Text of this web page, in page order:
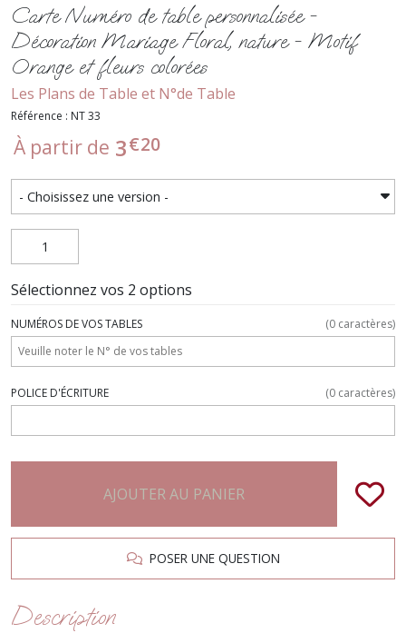
Carte Numéro de table personnalisée -
Décoration Mariage Floral, nature - Motif
Orange et fleurs colorées
Les Plans de Table et N°de Table
Référence : NT 33
À partir de 3€20
Sélectionnez vos 2 options
NUMÉROS DE VOS TABLES (0 caractères)
POLICE D'ÉCRITURE (0 caractères)
AJOUTER AU PANIER
POSER UNE QUESTION
Description